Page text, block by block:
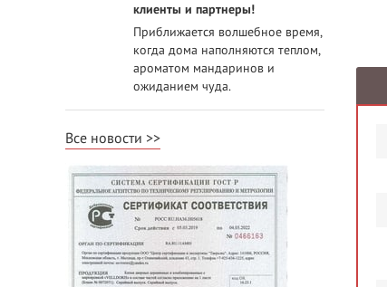
клиенты и партнеры!
Приближается волшебное время,
когда дома наполняются теплом,
ароматом мандаринов и
ожиданием чуда.
Все новости